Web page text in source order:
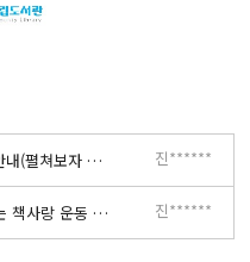
9월 독서의 달 행사 안내(펼쳐보자 책도, 꿈도) 진******
2023 아기와 함께하는 책사랑 운동 - 북스타트 하반기 프로그램 신청 안내 진******